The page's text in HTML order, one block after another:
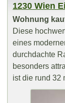
1230 Wien
Wohnung
Diese
eines
durchdachte
besonders
ist die rund 32